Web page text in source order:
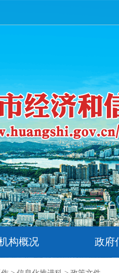
构概况 政府